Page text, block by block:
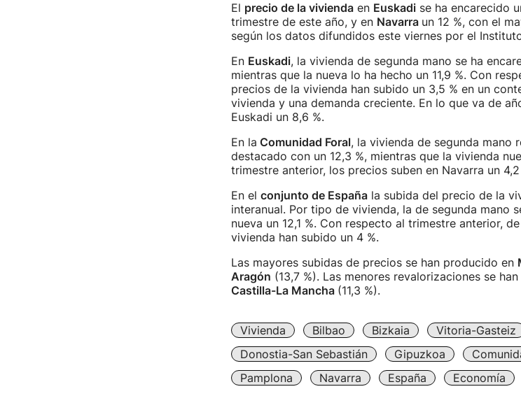
El precio de la viviendaen Euskadise ha encarecido
trimestre de este año, y en Navarra un 12 %, con el
según los datos difundidos este viernes por el
En Euskadi, la vivienda de segunda mano se ha
mientras que la nueva lo ha hecho un 11,9 %. Con
precios de la vivienda han subido un 3,5 % en un
vivienda y una demanda creciente. En lo que va de
Euskadi un 8,6 %.
En la Comunidad Foral, la vivienda de segunda mano
destacado con un 12,3 %, mientras que la vivienda
trimestre anterior, los precios suben en Navarra un 4,2
En el conjunto de Españala subida del precio de la
interanual. Por tipo de vivienda, la de segunda mano
nueva un 12,1 %. Con respecto al trimestre anterior,
vivienda han subido un 4 %.
Las mayores subidas de precios se han producido en
Aragón (13,7 %). Las menores revalorizaciones se
Castilla-La Mancha (11,3 %).
Vivienda Bilbao Bizkaia Vitoria-Gasteiz
Donostia-San Sebastián
Gipuzkoa
Pamplona
Navarra España Economía